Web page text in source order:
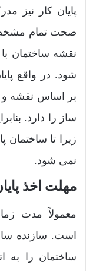
پایان کار
صحت تمام
نقشه ساختمان
شود. در واقع
بر اساس نقشه و
ساز را دارد.
زیرا تا ساختمان
نمی شود.
مهلت اخذ
معمولاً مدت
است. سازنده
ساختمان را به